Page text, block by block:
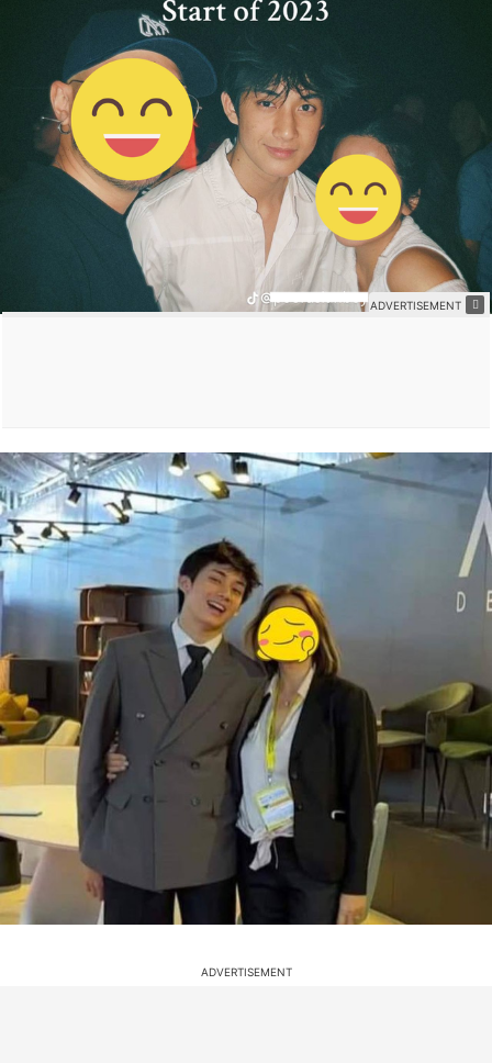
bạn trai Thiều Bảo Trâm đang ở Pháp học đại học
và nhỏ hơn nữ ca sĩ 10 tuổi.